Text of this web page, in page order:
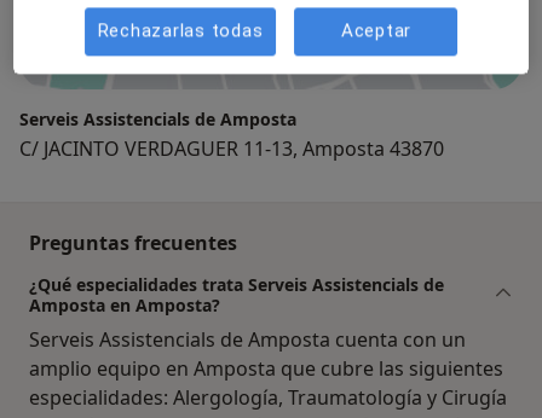
Ampliar
Serveis Assistencials de Amposta
C/ JACINTO VERDAGUER 11-13, Amposta 43870
Preguntas frecuentes
¿Qué especialidades trata Serveis Assistencials de
Amposta en Amposta?
Serveis Assistencials de Amposta cuenta con un
amplio equipo en Amposta que cubre las siguientes
especialidades: Alergología, Traumatología y Cirugía
Rechazarlas todas Aceptar